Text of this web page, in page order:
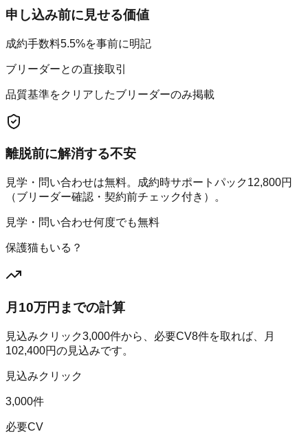
申し込み前に見せる価値
成約手数料5.5%を事前に明記
ブリーダーとの直接取引
品質基準をクリアしたブリーダーのみ掲載
離脱前に解消する不安
見学・問い合わせは無料。成約時サポートパック12,800円
（ブリーダー確認・契約前チェック付き）。
見学・問い合わせ何度でも無料
保護猫もいる？
月10万円までの計算
見込みクリック3,000件から、必要CV8件を取れば、月
102,400円の見込みです。
見込みクリック
3,000件
必要CV